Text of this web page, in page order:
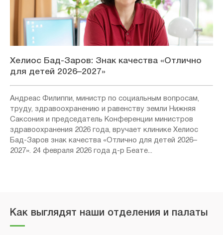
Хелиос Бад-Заров: Знак качества «Отлично
для детей 2026–2027»
Андреас Филиппи, министр по социальным вопросам,
труду, здравоохранению и равенству земли Нижняя
Саксония и председатель Конференции министров
здравоохранения 2026 года, вручает клинике Хелиос
Бад-Заров знак качества «Отлично для детей 2026–
2027». 24 февраля 2026 года д-р Беате...
Как выглядят наши отделения и палаты